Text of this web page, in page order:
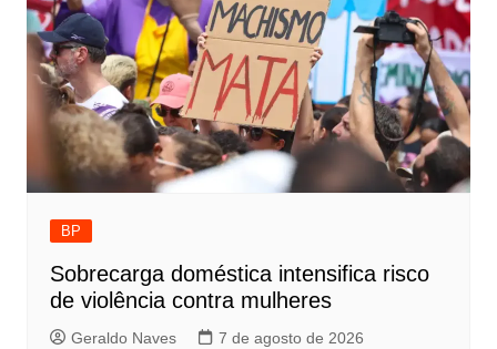
BP
Sobrecarga doméstica intensifica risco
de violência contra mulheres
Geraldo Naves 7 de agosto de 2026